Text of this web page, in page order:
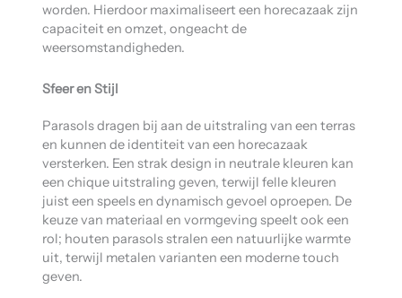
worden. Hierdoor maximaliseert een horecazaak zijn
capaciteit en omzet, ongeacht de
weersomstandigheden.
Sfeer en Stijl
Parasols dragen bij aan de uitstraling van een terras
en kunnen de identiteit van een horecazaak
versterken. Een strak design in neutrale kleuren kan
een chique uitstraling geven, terwijl felle kleuren
juist een speels en dynamisch gevoel oproepen. De
keuze van materiaal en vormgeving speelt ook een
rol; houten parasols stralen een natuurlijke warmte
uit, terwijl metalen varianten een moderne touch
geven.